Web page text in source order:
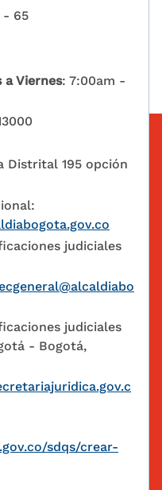
- 65
a Viernes: 7:00am -
Distrital 195 opción
judiciales
judiciales
- Bogotá,
sdqs/crear-